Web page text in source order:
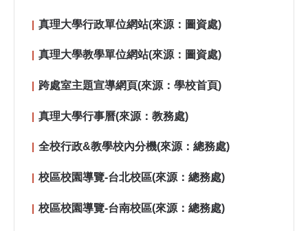
真理大學行政單位網站(來源：圖資處)
真理大學教學單位網站(來源：圖資處)
跨處室主題宣導網頁(來源：學校首頁)
真理大學行事曆(來源：教務處)
全校行政&教學校內分機(來源：總務處)
校區校園導覽-台北校區(來源：總務處)
校區校園導覽-台南校區(來源：總務處)